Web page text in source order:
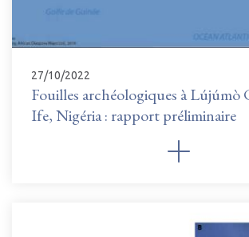
27/10/2022
Fouilles archéologiques à Lújúmò
Ife, Nigéria : rapport préliminaire